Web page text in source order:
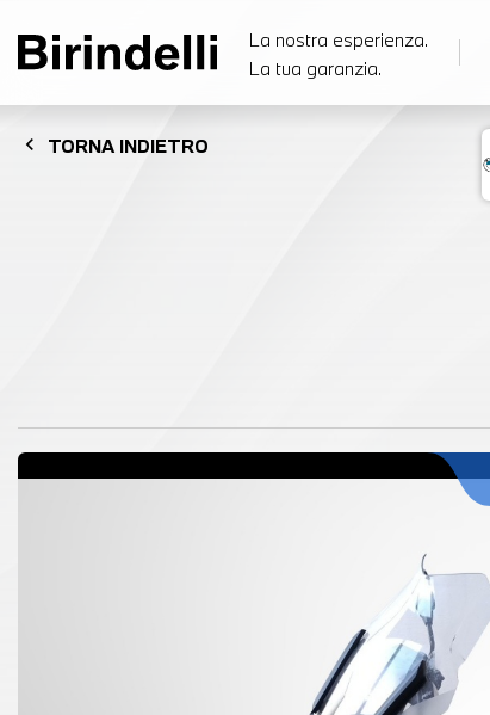
La nostra esperienza.
La tua garanzia.
chevron_left TORNA INDIETRO